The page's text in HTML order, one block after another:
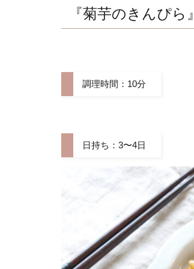
『菊芋のきんぴら』
調理時間：10分
日持ち：3〜4日